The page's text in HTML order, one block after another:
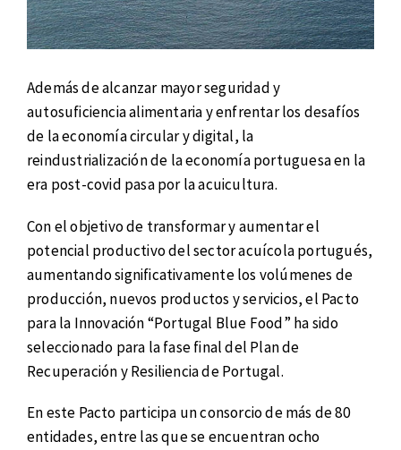
Además de alcanzar mayor seguridad y
autosuficiencia alimentaria y enfrentar los desafíos
de la economía circular y digital, la
reindustrialización de la economía portuguesa en la
era post-covid pasa por la acuicultura.
Con el objetivo de transformar y aumentar el
potencial productivo del sector acuícola portugués,
aumentando significativamente los volúmenes de
producción, nuevos productos y servicios, el Pacto
para la Innovación “Portugal Blue Food” ha sido
seleccionado para la fase final del Plan de
Recuperación y Resiliencia de Portugal.
En este Pacto participa un consorcio de más de 80
entidades, entre las que se encuentran ocho